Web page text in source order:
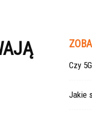
Czy
Jakie